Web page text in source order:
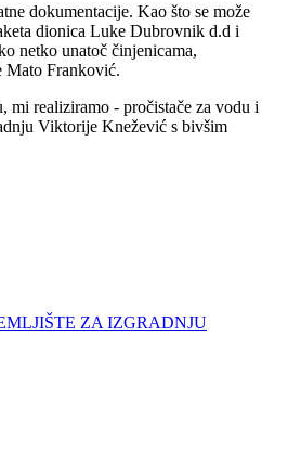
dokumentacije. Kao što se može
dionica Luke Dubrovnik d.d i
netko unatoč činjenicama,
Mato Franković.
mi realiziramo - pročistače za vodu i
Viktorije Knežević s bivšim
ZA IZGRADNJU